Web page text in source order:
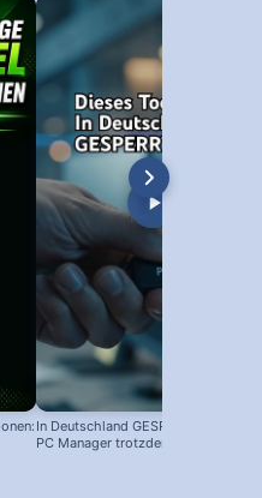
In Deutschland GESPERRT: Microsoft
PC Manager trotzdem installieren